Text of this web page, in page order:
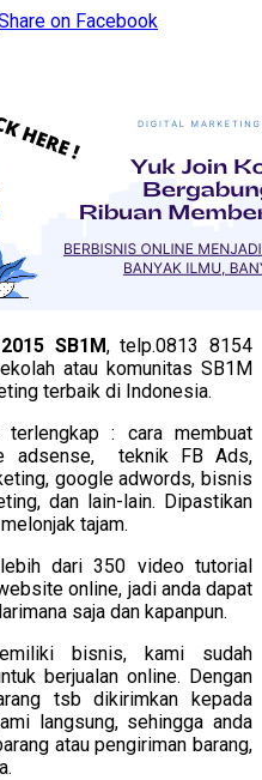
on Facebook
SB1M, telp.0813 8154
atau komunitas SB1M
terbaik di Indonesia.
terlengkap : cara membuat
adsense, teknik FB Ads,
google adwords, bisnis
dan lain-lain. Dipastikan
tajam.
dari 350 video tutorial
online, jadi anda dapat
saja dan kapanpun.
bisnis, kami sudah
berjualan online. Dengan
tsb dikirimkan kepada
langsung, sehingga anda
atau pengiriman barang,